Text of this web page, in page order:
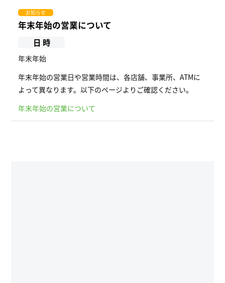
お知らせ
年末年始の営業について
日 時
年末年始
年末年始の営業日や営業時間は、各店舗、事業所、ATMに
よって異なります。以下のページよりご確認ください。
年末年始の営業について